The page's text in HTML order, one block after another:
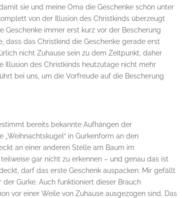
sie und meine Oma die Geschenke schön unter
von der Illusion des Christkinds überzeugt
immer erst kurz vor der Bescherung
dass das Christkind die Geschenke gerade erst
nicht Zuhause sein zu dem Zeitpunkt, daher
Illusion des Christkinds heutzutage nicht mehr
bei uns, um die Vorfreude auf die Bescherung
bereits bekannte Aufhängen der
„Weihnachtskugel“ in Gurkenform an den
an einer anderen Stelle am Baum im
gar nicht zu erkennen – und genau das ist
darf das erste Geschenk auspacken. Mir gefällt
Gurke. Auch funktioniert dieser Brauch
vor einer Weile von Zuhause ausgezogen sind. Das